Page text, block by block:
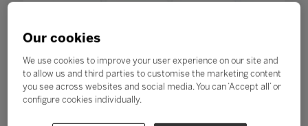
Our cookies
We use cookies to improve your user experience on our site and
to allow us and third parties to customise the marketing content
you see across websites and social media. You can ‘Accept all’ or
configure cookies individually.